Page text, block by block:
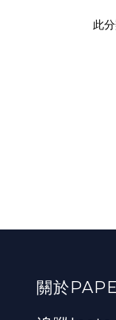
此
關於